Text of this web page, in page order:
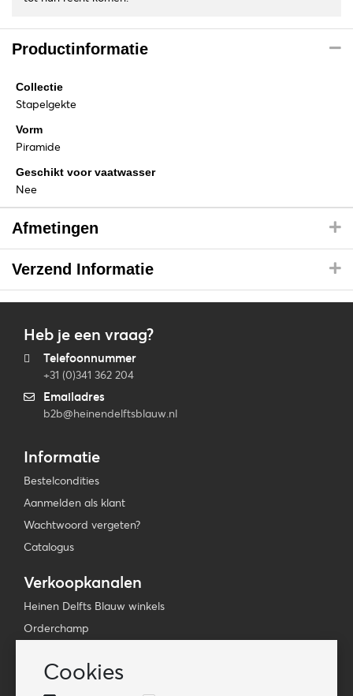
Cookies
Productinformatie
Collectie
Stapelgekte
Vorm
Piramide
Geschikt voor vaatwasser
Nee
Afmetingen
Verzend Informatie
Heb je een vraag?
Telefoonnummer
+31 (0)341 362 204
Emailadres
b2b@heinendelftsblauw.nl
Informatie
Bestelcondities
Aanmelden als klant
Wachtwoord vergeten?
Catalogus
Verkoopkanalen
Heinen Delfts Blauw winkels
Orderchamp
Tica Venlo